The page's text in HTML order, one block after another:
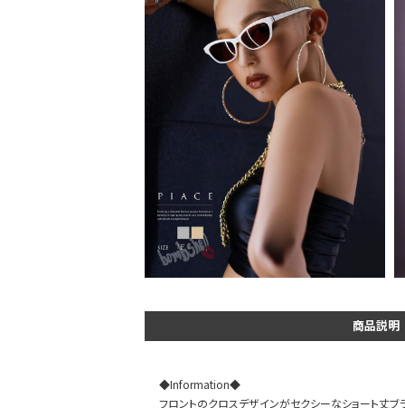
Instagram LIVE items
商品説明
◆Information◆
フロントのクロスデザインがセクシーなショート丈ブ